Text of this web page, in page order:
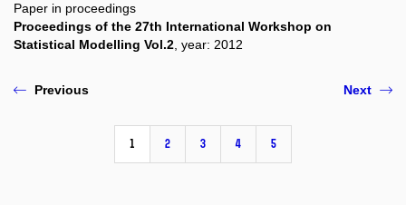
Paper in proceedings
Proceedings of the 27th International Workshop on
Statistical Modelling Vol.2, year: 2012
Previous
1 2 3 4 5
Next